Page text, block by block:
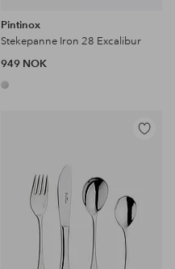
Pintinox
Stekepanne Iron 28 Excalibur
949 NOK
Legg